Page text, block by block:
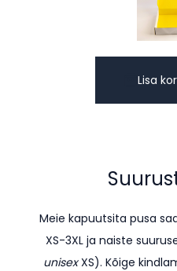
Lisa
Meie kapuutsita pusa
XS-3XL ja naiste
unisexXS). Kõige